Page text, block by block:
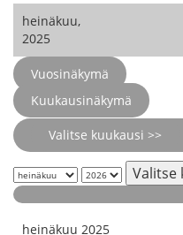
heinäkuu,
2025
Vuosinäkymä
Kuukausinäkymä
Valitse kuukausi >>
Valitse
heinäkuu 2025